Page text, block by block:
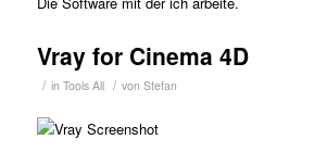
Vray for Cinema 4D
/ in Tools All / von Stefan